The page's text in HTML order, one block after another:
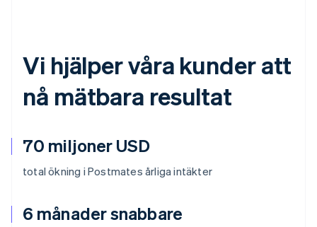
Vi hjälper våra kunder att
nå mätbara resultat
70 miljoner USD
total ökning i Postmates årliga intäkter
6 månader snabbare